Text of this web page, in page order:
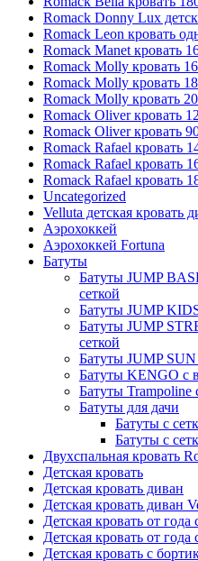
Romack Donny Lux
Romack Leon кровать
Romack Manet кровать
Romack Molly кровать
Romack Molly кровать
Romack Molly кровать
Romack Oliver кровать
Romack Oliver кровать
Romack Rafael кровать
Romack Rafael кровать
Romack Rafael кровать
Uncategorized
Velluta детская кровать
Аэрохоккей
Аэрохоккей Fortuna
Батуты
Батуты JUMP
сеткой
Батуты JUMP
Батуты JUMP
сеткой
Батуты JUMP SUN
Батуты KENGO с
Батуты Trampoline
Батуты для дачи
Батуты с
Батуты с
Двухспальная кровать
Детская кровать
Детская кровать диван
Детская кровать диван
Детская кровать от года
Детская кровать от года
Детская кровать с